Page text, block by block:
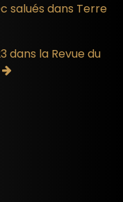
salués dans Terre
dans la Revue du